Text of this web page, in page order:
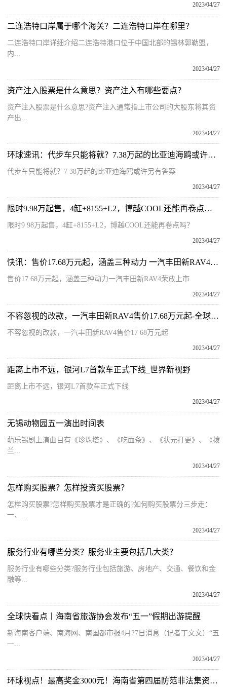
2023/04/27
二连浩特口岸属于哪个海关？二连浩特口岸在哪里？
二连浩特口岸详细介绍二连浩特港口位于中国北部的锡林郭勒盟，
内...
2023/04/27
资产注入股票是什么意思？资产注入有哪些要点？
资产注入股票是什么意思?资产注入通常指上市公司的大股东将其资
产出...
2023/04/27
环球速讯：代步车只能将就？7.38万起的比亚迪海鸥或许另有答案
代步车只能将就？7 38万起的比亚迪海鸥或许另有答案
2023/04/27
限时9.98万起售，4缸+8155+L2，博越COOL还能再卷点吗？|每日简讯
限时9 98万起售，4缸+8155+L2，博越COOL还能再卷点吗？
2023/04/27
快讯：售价17.68万元起，涵盖三种动力 一汽丰田新RAV4荣放上市
售价17 68万元起，涵盖三种动力一汽丰田新RAV4荣放上市
2023/04/27
不容忽视的改款，一汽丰田新RAV4售价17.68万元起-全球百事通
不容忽视的改款，一汽丰田新RAV4售价17 68万元起
2023/04/27
距离上市不远，银河L7首款车正式下线_世界新视野
距离上市不远，银河L7首款车正式下线
2023/04/27
无锡动物园五一演出时间表
萌乐锡剧上演曲目有《珍珠塔》、《吃面条》、《状元打更》、《拨
兰...
2023/04/27
怎样购买股票？怎样投资买股票？
怎样购买股票?怎样购买股票才是正确的?如何购买股票分三步走：
一、...
2023/04/27
服务行业有哪些分类？服务业主要包括几大类？
服务行业有哪些分类?服务行业包括旅游、房地产、交通、餐饮和金
融等...
2023/04/27
全球快看点丨海南省旅游协会发布“五一”假期出游提醒
新海南客户端、南海网、南国都市报4月27日消息（记者丁文文）“五
一...
2023/04/27
环球视点！最高奖金3000元！海南省第四届防范非法集资短视频作品有奖征集